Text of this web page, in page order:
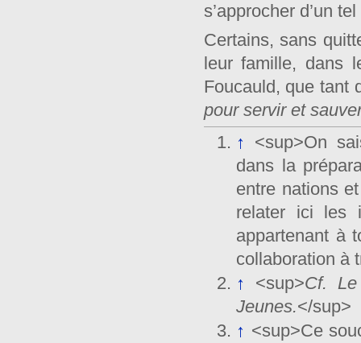
s’approcher d’un
Certains, sans
leur famille, dans
Foucauld, que tant
pour servir et
↑
<sup>On
dans la
entre nations
relater ici les
appartenant à
collaboration à
↑
<sup>Cf.
Jeunes.</sup>
↑ <sup>Ce